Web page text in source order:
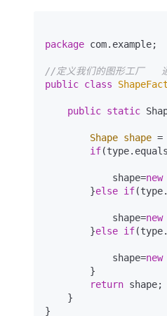
package com.example;
//定义我们的图形工厂
public class
public static
Shape shape =
if
            shape=
new
        }
else if
            shape=
new
        }
else if
            shape=
new
return shape;